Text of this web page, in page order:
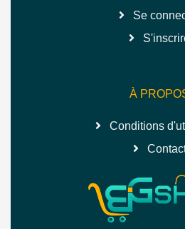
Se
À
Conditions